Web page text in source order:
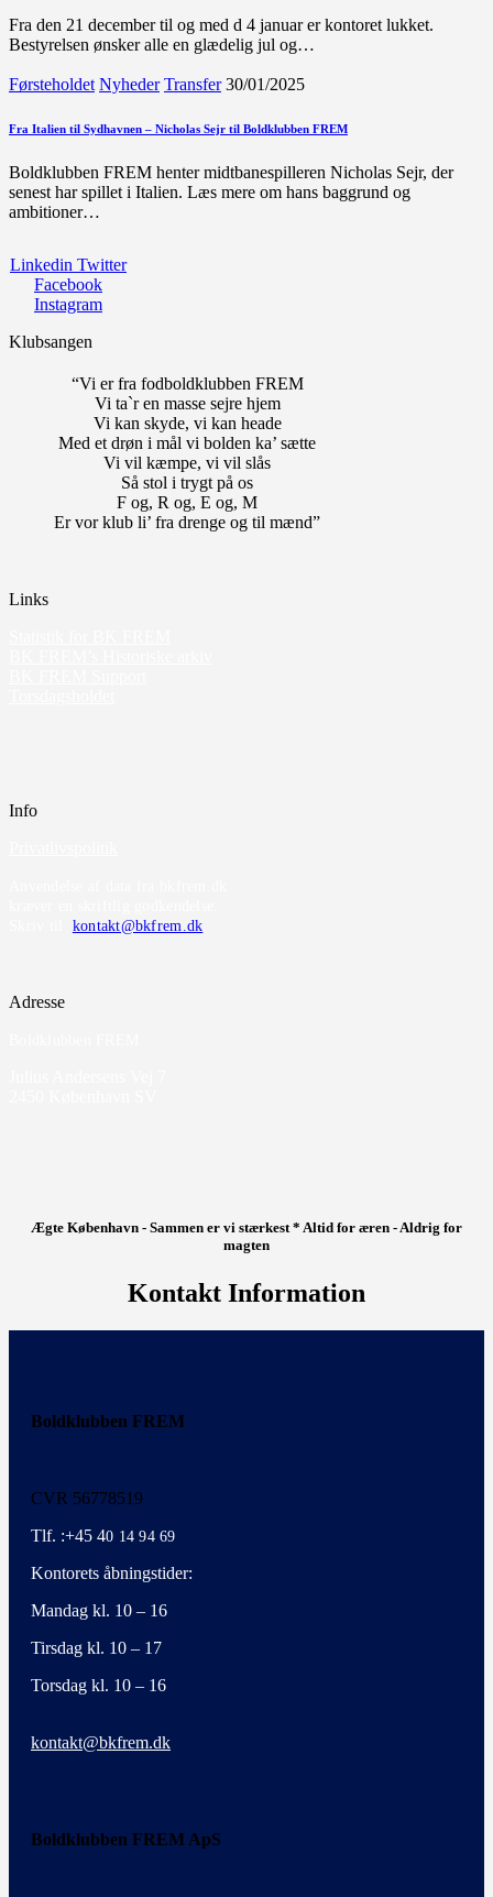
Fra den 21 december til og med d 4 januar er kontoret lukket.
Bestyrelsen ønsker alle en glædelig jul og…
Førsteholdet Nyheder Transfer 30/01/2025
Fra Italien til Sydhavnen – Nicholas Sejr til Boldklubben FREM
Boldklubben FREM henter midtbanespilleren Nicholas Sejr, der
senest har spillet i Italien. Læs mere om hans baggrund og
ambitioner…
Linkedin Twitter
Facebook
Instagram
Klubsangen
“Vi er fra fodboldklubben FREM
Vi ta`r en masse sejre hjem
Vi kan skyde, vi kan heade
Med et drøn i mål vi bolden ka’ sætte
Vi vil kæmpe, vi vil slås
Så stol i trygt på os
F og, R og, E og, M
Er vor klub li’ fra drenge og til mænd”
Links
Info
kontakt@bkfrem.dk
Adresse
Ægte København - Sammen er vi stærkest * Altid for æren - Aldrig for
magten
Kontakt Information
Boldklubben FREM
CVR 56778519
Tlf. :+45 40 14 94 69
Kontorets åbningstider:
Mandag kl. 10 – 16
Tirsdag kl. 10 – 17
Torsdag kl. 10 – 16
kontakt@bkfrem.dk
Boldklubben FREM ApS